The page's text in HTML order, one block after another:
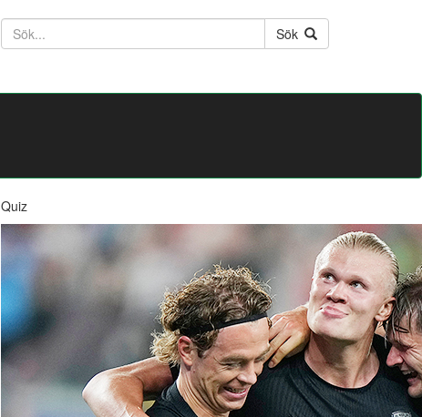
Söktext
Sök
Quiz